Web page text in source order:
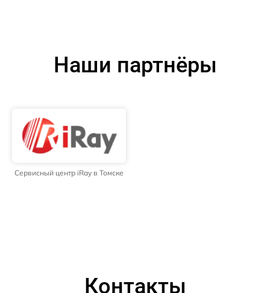
Наши партнёры
Сервисный центр iRay в Томске
Контакты